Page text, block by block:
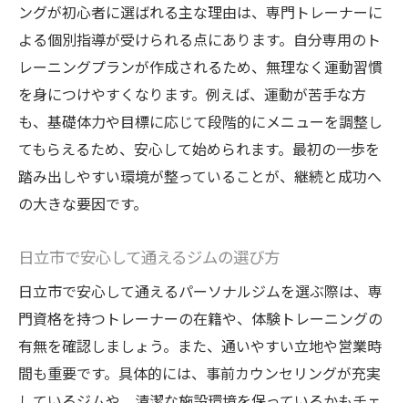
ングが初心者に選ばれる主な理由は、専門トレーナーに
よる個別指導が受けられる点にあります。自分専用のト
レーニングプランが作成されるため、無理なく運動習慣
を身につけやすくなります。例えば、運動が苦手な方
も、基礎体力や目標に応じて段階的にメニューを調整し
てもらえるため、安心して始められます。最初の一歩を
踏み出しやすい環境が整っていることが、継続と成功へ
の大きな要因です。
日立市で安心して通えるジムの選び方
日立市で安心して通えるパーソナルジムを選ぶ際は、専
門資格を持つトレーナーの在籍や、体験トレーニングの
有無を確認しましょう。また、通いやすい立地や営業時
間も重要です。具体的には、事前カウンセリングが充実